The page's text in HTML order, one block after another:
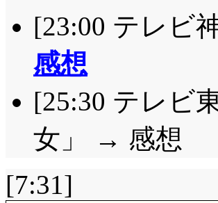
[23:00 テレビ
感想
[25:30 テレビ
女」 → 感想
[7:31]